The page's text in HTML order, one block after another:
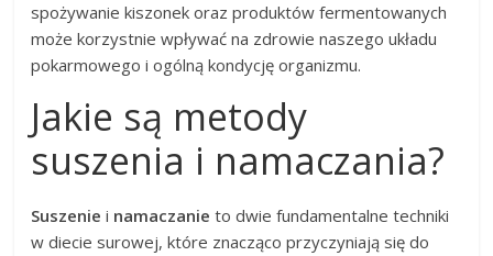
spożywanie kiszonek oraz produktów fermentowanych
może korzystnie wpływać na zdrowie naszego układu
pokarmowego i ogólną kondycję organizmu.
Jakie są metody
suszenia i namaczania?
Suszenie i namaczanie to dwie fundamentalne techniki
w diecie surowej, które znacząco przyczyniają się do